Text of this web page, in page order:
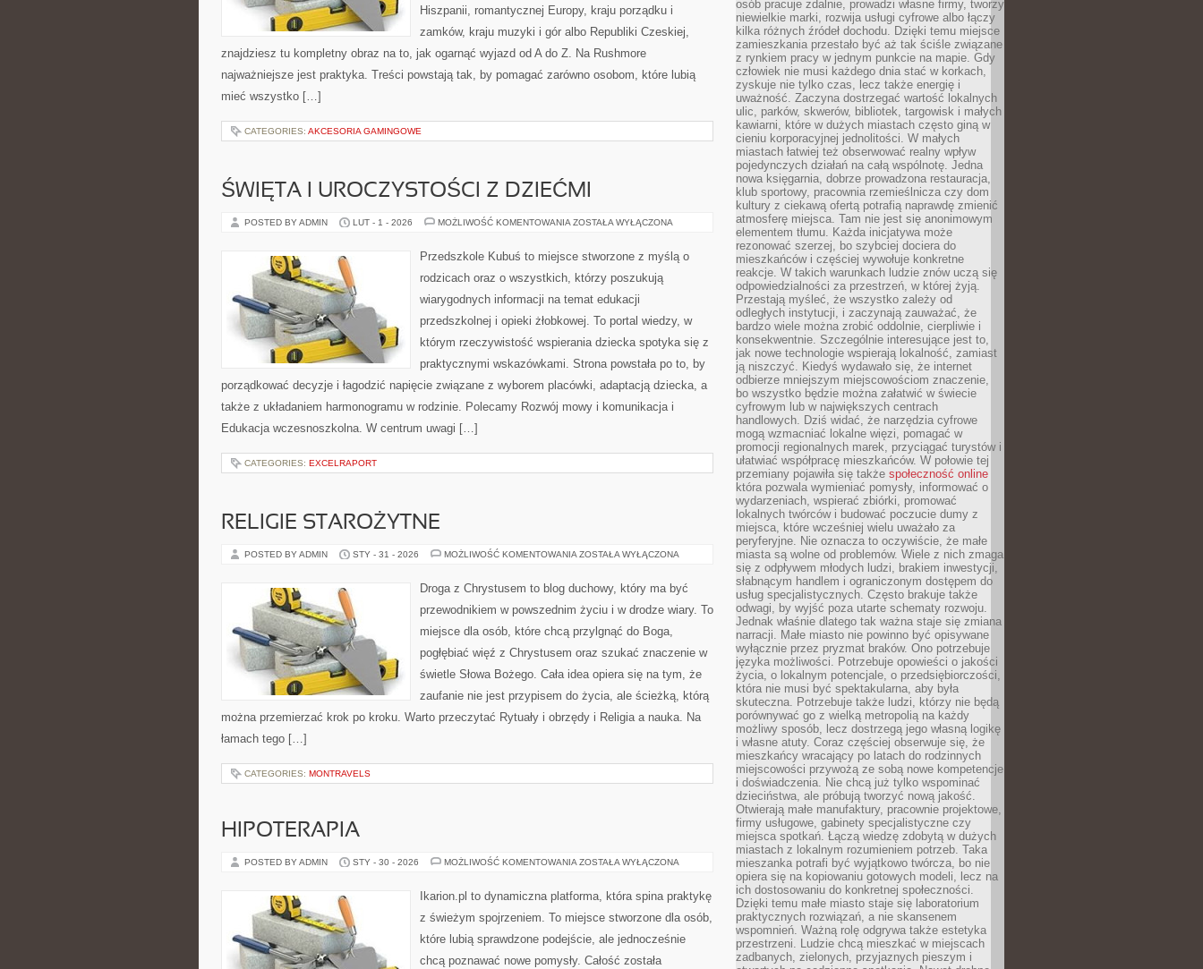
Hiszpanii, romantycznej Europy, kraju porządku i
zamków, kraju muzyki i gór albo Republiki Czeskiej,
znajdziesz tu kompletny obraz na to, jak ogarnąć wyjazd od A do Z. Na Rushmore
najważniejsze jest praktyka. Treści powstają tak, by pomagać zarówno osobom, które lubią
mieć wszystko […]
CATEGORIES: AKCESORIA GAMINGOWE
ŚWIĘTA I UROCZYSTOŚCI Z DZIEĆMI
POSTED BY ADMIN LUT - 1 - 2026 MOŻLIWOŚĆ KOMENTOWANIA ŚWIĘTA
DZIEĆMI
ZOSTAŁA WYŁĄCZONA
Przedszkole Kubuś to miejsce stworzone z myślą o
rodzicach oraz o wszystkich, którzy poszukują
wiarygodnych informacji na temat edukacji
przedszkolnej i opieki żłobkowej. To portal wiedzy, w
którym rzeczywistość wspierania dziecka spotyka się z
praktycznymi wskazówkami. Strona powstała po to, by
porządkować decyzje i łagodzić napięcie związane z wyborem placówki, adaptacją dziecka, a
także z układaniem harmonogramu w rodzinie. Polecamy Rozwój mowy i komunikacja i
Edukacja wczesnoszkolna. W centrum uwagi […]
CATEGORIES: EXCELRAPORT
RELIGIE STAROŻYTNE
POSTED BY ADMIN STY - 31 - 2026 MOŻLIWOŚĆ KOMENTOWANIA RELIGIE
ZOSTAŁA WYŁĄCZONA
Droga z Chrystusem to blog duchowy, który ma być
przewodnikiem w powszednim życiu i w drodze wiary. To
miejsce dla osób, które chcą przylgnąć do Boga,
pogłębiać więź z Chrystusem oraz szukać znaczenie w
świetle Słowa Bożego. Cała idea opiera się na tym, że
zaufanie nie jest przypisem do życia, ale ścieżką, którą
można przemierzać krok po kroku. Warto przeczytać Rytuały i obrzędy i Religia a nauka. Na
łamach tego […]
CATEGORIES: MONTRAVELS
HIPOTERAPIA
POSTED BY ADMIN STY - 30 - 2026 MOŻLIWOŚĆ KOMENTOWANIA HIPOTERAPIA
ZOSTAŁA WYŁĄCZONA
Ikarion.pl to dynamiczna platforma, która spina praktykę
z świeżym spojrzeniem. To miejsce stworzone dla osób,
które lubią sprawdzone podejście, ale jednocześnie
chcą poznawać nowe pomysły. Całość została
osób pracuje zdalnie, prowadzi własne firmy, tworzy
niewielkie marki, rozwija usługi cyfrowe albo łączy
kilka różnych źródeł dochodu. Dzięki temu miejsce
zamieszkania przestało być aż tak ściśle związane
z rynkiem pracy w jednym punkcie na mapie. Gdy
człowiek nie musi każdego dnia stać w korkach,
zyskuje nie tylko czas, lecz także energię i
uważność. Zaczyna dostrzegać wartość lokalnych
ulic, parków, skwerów, bibliotek, targowisk i małych
kawiarni, które w dużych miastach często giną w
cieniu korporacyjnej jednolitości. W małych
miastach łatwiej też obserwować realny wpływ
pojedynczych działań na całą wspólnotę. Jedna
nowa księgarnia, dobrze prowadzona restauracja,
klub sportowy, pracownia rzemieślnicza czy dom
kultury z ciekawą ofertą potrafią naprawdę zmienić
atmosferę miejsca. Tam nie jest się anonimowym
elementem tłumu. Każda inicjatywa może
rezonować szerzej, bo szybciej dociera do
mieszkańców i częściej wywołuje konkretne
reakcje. W takich warunkach ludzie znów uczą się
odpowiedzialności za przestrzeń, w której żyją.
Przestają myśleć, że wszystko zależy od
odległych instytucji, i zaczynają zauważać, że
bardzo wiele można zrobić oddolnie, cierpliwie i
konsekwentnie. Szczególnie interesujące jest to,
jak nowe technologie wspierają lokalność, zamiast
ją niszczyć. Kiedyś wydawało się, że internet
odbierze mniejszym miejscowościom znaczenie,
bo wszystko będzie można załatwić w świecie
cyfrowym lub w największych centrach
handlowych. Dziś widać, że narzędzia cyfrowe
mogą wzmacniać lokalne więzi, pomagać w
promocji regionalnych marek, przyciągać turystów i
ułatwiać współpracę mieszkańców. W połowie tej
przemiany pojawiła się także społeczność online
która pozwala wymieniać pomysły, informować o
wydarzeniach, wspierać zbiórki, promować
lokalnych twórców i budować poczucie dumy z
miejsca, które wcześniej wielu uważało za
peryferyjne. Nie oznacza to oczywiście, że małe
miasta są wolne od problemów. Wiele z nich zmaga
się z odpływem młodych ludzi, brakiem inwestycji,
słabnącym handlem i ograniczonym dostępem do
usług specjalistycznych. Często brakuje także
odwagi, by wyjść poza utarte schematy rozwoju.
Jednak właśnie dlatego tak ważna staje się zmiana
narracji. Małe miasto nie powinno być opisywane
wyłącznie przez pryzmat braków. Ono potrzebuje
języka możliwości. Potrzebuje opowieści o jakości
życia, o lokalnym potencjale, o przedsiębiorczości,
która nie musi być spektakularna, aby była
skuteczna. Potrzebuje także ludzi, którzy nie będą
porównywać go z wielką metropolią na każdy
możliwy sposób, lecz dostrzegą jego własną logikę
i własne atuty. Coraz częściej obserwuje się, że
mieszkańcy wracający po latach do rodzinnych
miejscowości przywożą ze sobą nowe kompetencje
i doświadczenia. Nie chcą już tylko wspominać
dzieciństwa, ale próbują tworzyć nową jakość.
Otwierają małe manufaktury, pracownie projektowe,
firmy usługowe, gabinety specjalistyczne czy
miejsca spotkań. Łączą wiedzę zdobytą w dużych
miastach z lokalnym rozumieniem potrzeb. Taka
mieszanka potrafi być wyjątkowo twórcza, bo nie
opiera się na kopiowaniu gotowych modeli, lecz na
ich dostosowaniu do konkretnej społeczności.
Dzięki temu małe miasto staje się laboratorium
praktycznych rozwiązań, a nie skansenem
wspomnień. Ważną rolę odgrywa także estetyka
przestrzeni. Ludzie chcą mieszkać w miejscach
zadbanych, zielonych, przyjaznych pieszym i